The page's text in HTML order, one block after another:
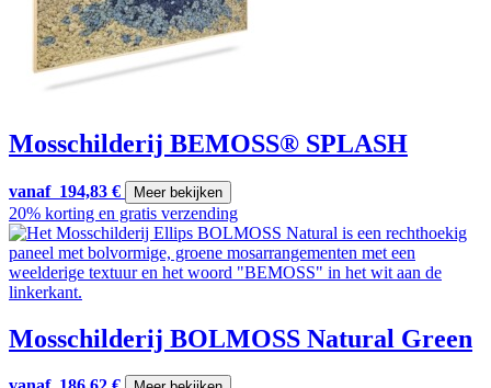
Mosschilderij BEMOSS® SPLASH
vanaf 194,83 € Meer bekijken
20% korting en gratis verzending
Mosschilderij BOLMOSS Natural Green